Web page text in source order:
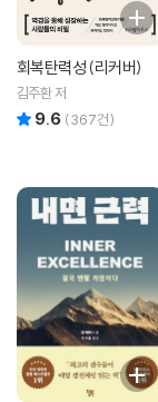
회복탄력성 (리커버)
김주환 저
9.6 (367건)